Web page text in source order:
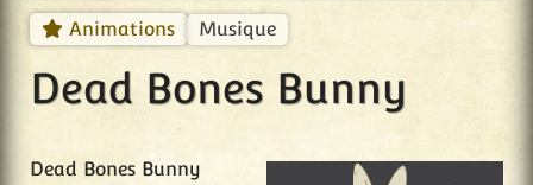
Animations Musique
Dead Bones Bunny
Dead Bones Bunny